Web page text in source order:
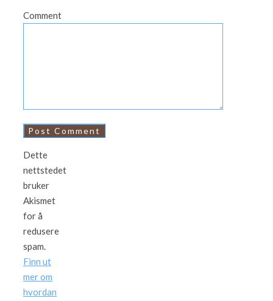
Comment
Dette
nettstedet
bruker
Akismet
for å
redusere
spam.
Finn ut
mer om
hvordan